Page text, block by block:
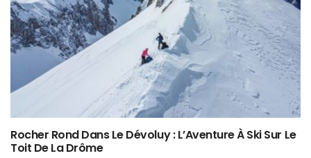
Rocher Rond Dans Le Dévoluy : L’Aventure À Ski Sur Le
Toit De La Drôme